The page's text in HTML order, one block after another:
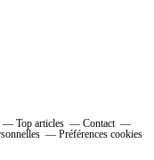
Top articles
Contact
Préférences cookies